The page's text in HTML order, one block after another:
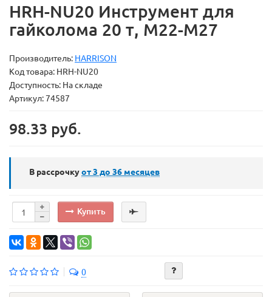
HRH-NU20 Инструмент для
гайколома 20 т, М22-М27
Производитель: HARRISON
Код товара: HRH-NU20
Доступность: На складе
Артикул: 74587
98.33 руб.
В рассрочкуот 3 до 36 месяцев
Купить
0